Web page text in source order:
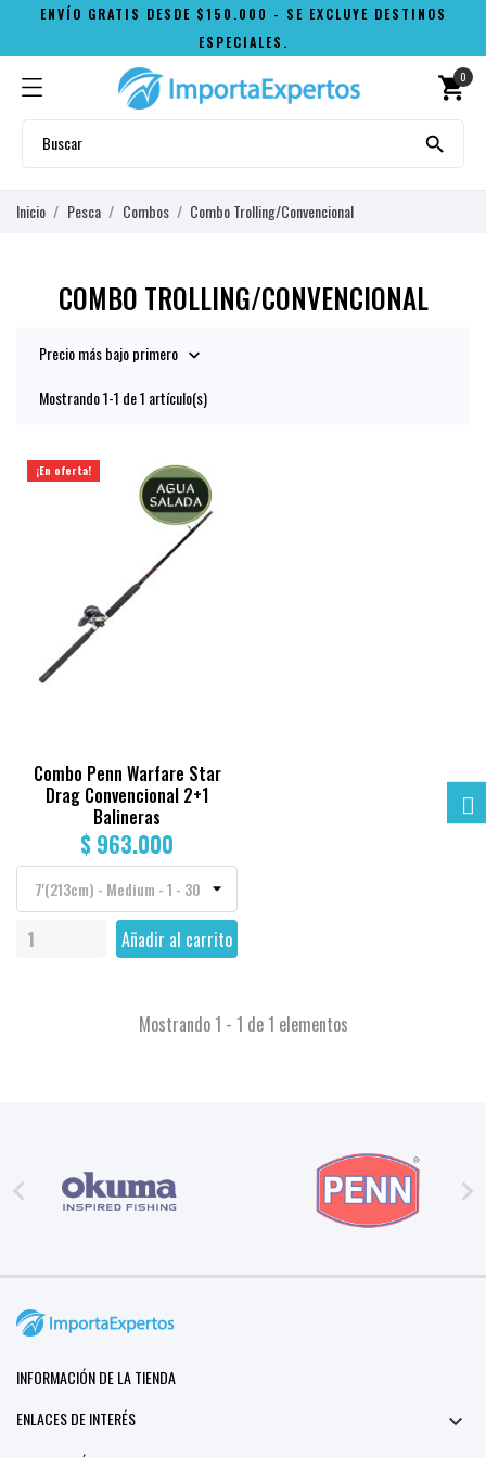
ENVÍO GRATIS DESDE $150.000 - SE EXCLUYE DESTINOS
ESPECIALES.
shopping_cart
0

Inicio Pesca Combos Combo Trolling/Convencional
COMBO TROLLING/CONVENCIONAL
Precio más bajo primero 
Mostrando 1-1 de 1 artículo(s)
¡En oferta!
Combo Penn Warfare Star
Drag Convencional 2+1
Balineras
$ 963.000
Añadir al carrito
Mostrando 1 - 1 de 1 elementos
 
INFORMACIÓN DE LA TIENDA
ENLACES DE INTERÉS
